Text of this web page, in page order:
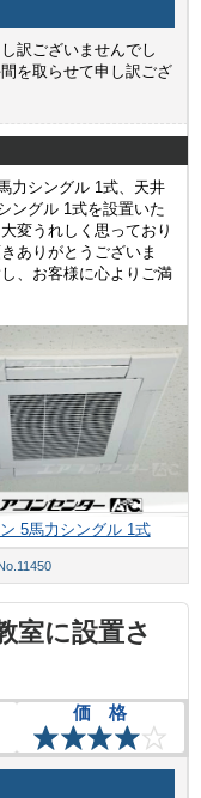
訳ございませんでし
を取らせて申し訳ござ
力シングル 1式、天井
ングル 1式を設置いた
変うれしく思っており
ありがとうございま
、お客様に心よりご満
5馬力シングル 1式
室に設置さ
価 格